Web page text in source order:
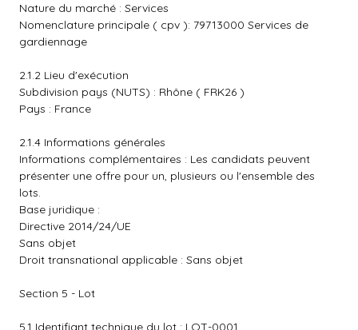
Nature du marché : Services
Nomenclature principale ( cpv ): 79713000 Services de
gardiennage
2.1.2 Lieu d'exécution
Subdivision pays (NUTS) : Rhône ( FRK26 )
Pays : France
2.1.4 Informations générales
Informations complémentaires : Les candidats peuvent
présenter une offre pour un, plusieurs ou l'ensemble des
lots.
Base juridique :
Directive 2014/24/UE
Sans objet
Droit transnational applicable : Sans objet
Section 5 - Lot
5.1 Identifiant technique du lot : LOT-0001